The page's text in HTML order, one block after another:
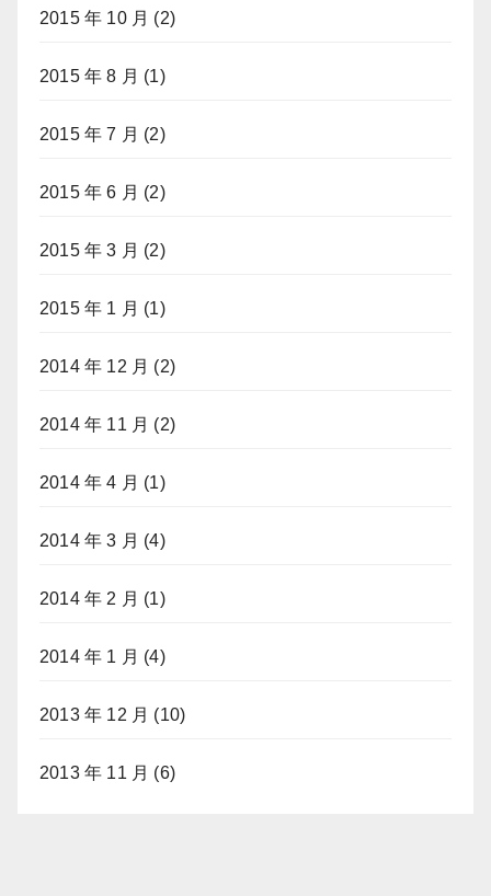
2015 年 10 月 (2)
2015 年 8 月 (1)
2015 年 7 月 (2)
2015 年 6 月 (2)
2015 年 3 月 (2)
2015 年 1 月 (1)
2014 年 12 月 (2)
2014 年 11 月 (2)
2014 年 4 月 (1)
2014 年 3 月 (4)
2014 年 2 月 (1)
2014 年 1 月 (4)
2013 年 12 月 (10)
2013 年 11 月 (6)